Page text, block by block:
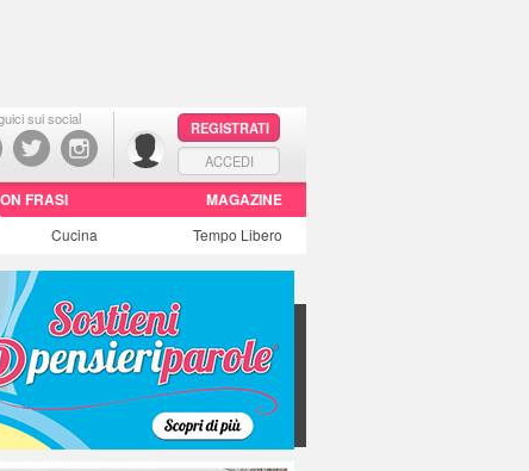
sui social
REGISTRATI
ACCEDI
FRASI MAGAZINE
Cucina Tempo Libero